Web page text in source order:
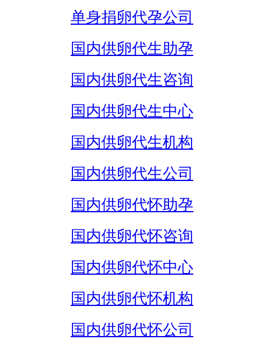
单身捐卵代孕公司
国内供卵代生助孕
国内供卵代生咨询
国内供卵代生中心
国内供卵代生机构
国内供卵代生公司
国内供卵代怀助孕
国内供卵代怀咨询
国内供卵代怀中心
国内供卵代怀机构
国内供卵代怀公司